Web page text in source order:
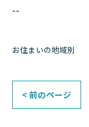
--
お住まいの地域別
< 前のページ